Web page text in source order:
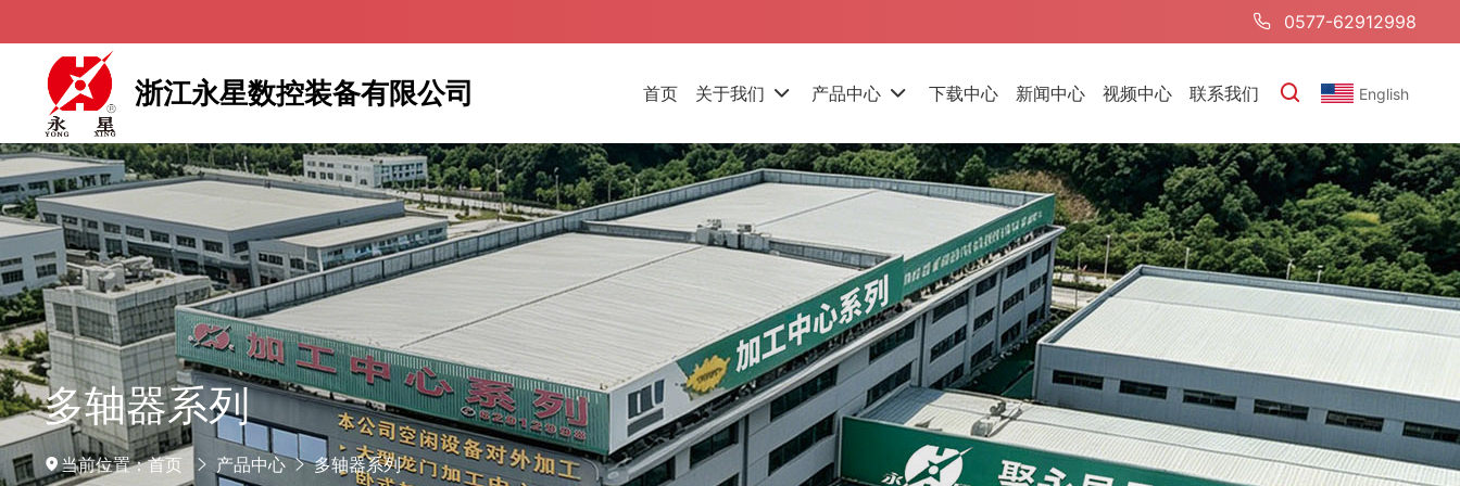
0577-62912998
浙江永星数控装备有限公司 首页 关于我们 产品中心 下载中心 新闻中心 视频中心 联系我们 English
多轴器系列
当前位置：首页 产品中心 多轴器系列